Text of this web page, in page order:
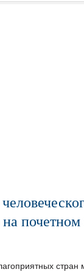
почетном
стран